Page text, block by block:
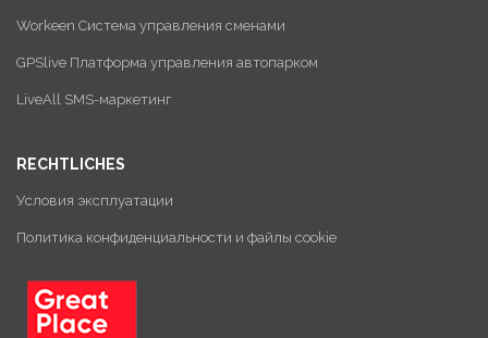
Workeen Система управления сменами
GPSlive Платформа управления автопарком
LiveAll SMS-маркетинг
RECHTLICHES
Условия эксплуатации
Политика конфиденциальности и файлы cookie